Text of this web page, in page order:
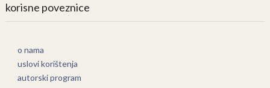
korisne poveznice
o nama
uslovi korištenja
autorski program